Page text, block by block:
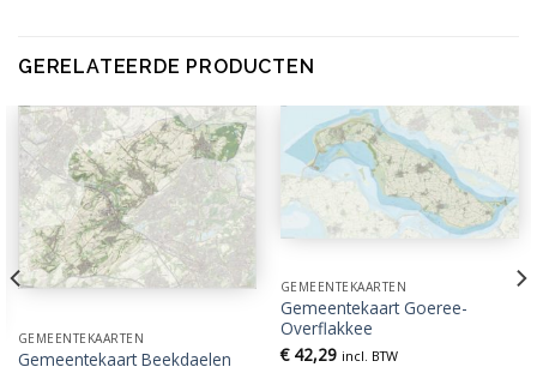
GERELATEERDE PRODUCTEN
GEMEENTEKAARTEN
Gemeentekaart Beekdaelen
GEMEENTEKAARTEN
Gemeentekaart Goeree-
Overflakkee
€42,29 incl. BTW